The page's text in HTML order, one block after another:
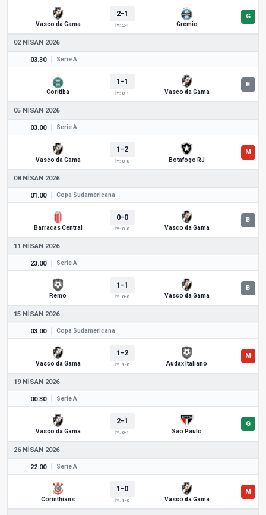
Vasco da Gama
2-1
İY: 2-1 Gremio
02 NISAN 2026
03.30 Serie A
Coritiba
1-1
İY: 0-1 Vasco da Gama
05 NISAN 2026
03.00 Serie A
Vasco da Gama
1-2
İY: 0-0 Botafogo RJ
08 NISAN 2026
01.00 Copa Sudamericana
Barracas Central
0-0
İY: 0-0 Vasco da Gama
11 NISAN 2026
23.00 Serie A
Remo
1-1
İY: 0-0 Vasco da Gama
15 NISAN 2026
03.00 Copa Sudamericana
Vasco da Gama
1-2
İY: 1-0 Audax Italiano
19 NISAN 2026
00.30 Serie A
Vasco da Gama
2-1
İY: 0-1 Sao Paulo
26 NISAN 2026
22.00 Serie A
Corinthians
1-0
İY: 1-0 Vasco da Gama